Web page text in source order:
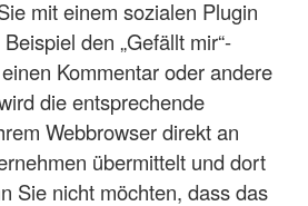
mit einem sozialen Plugin
den „Gefällt mir“-
Kommentar oder andere
die entsprechende
Webbrowser direkt an
übermittelt und dort
Sie nicht möchten, dass das